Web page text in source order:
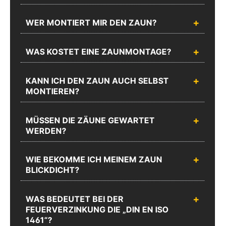
WER MONTIERT MIR DEN ZAUN?
WAS KOSTET EINE ZAUNMONTAGE?
KANN ICH DEN ZAUN AUCH SELBST
MONTIEREN?
MÜSSEN DIE ZÄUNE GEWARTET
WERDEN?
WIE BEKOMME ICH MEINEM ZAUN
BLICKDICHT?
WAS BEDEUTET BEI DER
FEUERVERZINKUNG DIE „DIN EN ISO
1461“?